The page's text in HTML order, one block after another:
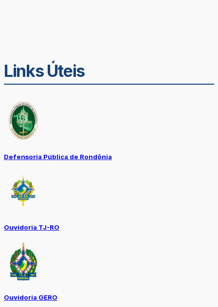
Links Úteis
Defensoria Pública de Rondônia
Ouvidoria TJ-RO
Ouvidoria GERO